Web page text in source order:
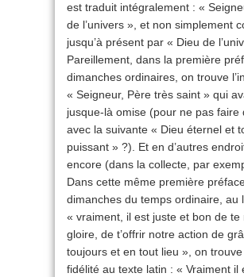
est traduit intégralement : «
de l’univers », et non simplement
jusqu’à présent par « Dieu de
Pareillement, dans la première
dimanches ordinaires, on trouve
« Seigneur, Père très saint » qui
jusque-là omise (pour ne pas faire
avec la suivante « Dieu éternel et
puissant » ?). Et en d’autres
encore (dans la collecte, par
Dans cette même première
dimanches du temps ordinaire, au
« vraiment, il est juste et bon de te
gloire, de t’offrir notre action de
toujours et en tout lieu », on trouve
fidélité au texte latin : « Vraiment il